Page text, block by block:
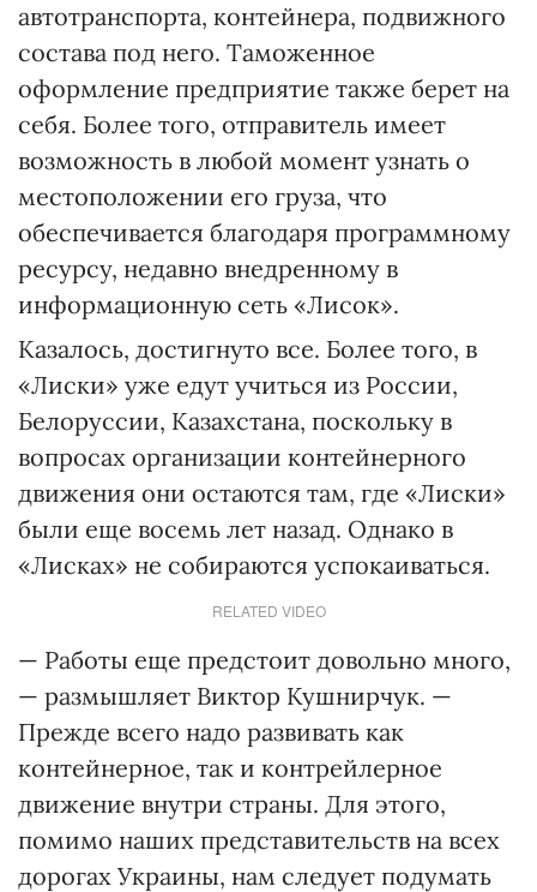
автотранспорта, контейнера, подвижного
состава под него. Таможенное
оформление предприятие также берет на
себя. Более того, отправитель имеет
возможность в любой момент узнать о
местоположении его груза, что
обеспечивается благодаря программному
ресурсу, недавно внедренному в
информационную сеть «Лисок».
Казалось, достигнуто все. Более того, в
«Лиски» уже едут учиться из России,
Белоруссии, Казахстана, поскольку в
вопросах организации контейнерного
движения они остаются там, где «Лиски»
были еще восемь лет назад. Однако в
«Лисках» не собираются успокаиваться.
RELATED VIDEO
— Работы еще предстоит довольно много,
— размышляет Виктор Кушнирчук. —
Прежде всего надо развивать как
контейнерное, так и контрейлерное
движение внутри страны. Для этого,
помимо наших представительств на всех
дорогах Украины, нам следует подумать